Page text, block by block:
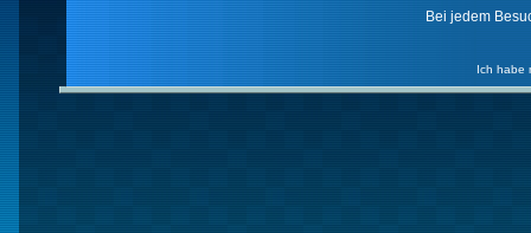
Bei jedem
Ich habe